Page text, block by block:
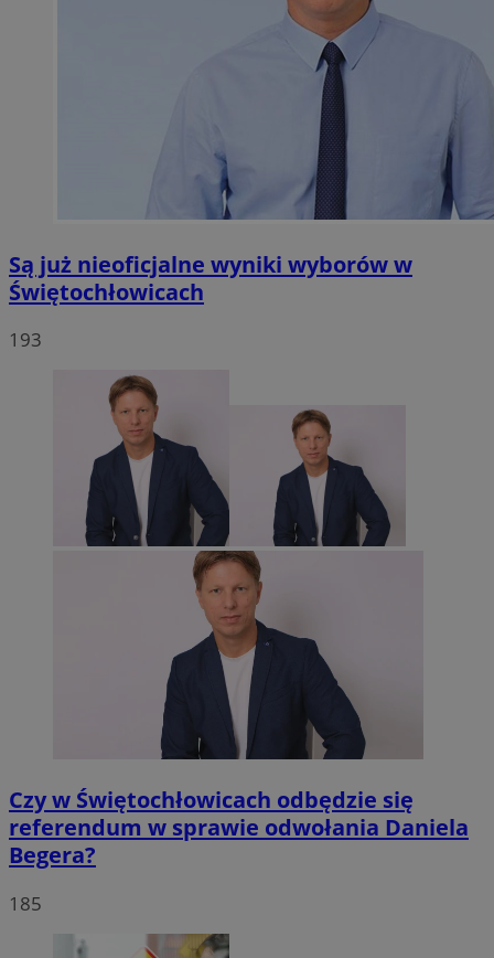
Są już nieoficjalne wyniki wyborów w
Świętochłowicach
193
Czy w Świętochłowicach odbędzie się
referendum w sprawie odwołania Daniela
Begera?
185